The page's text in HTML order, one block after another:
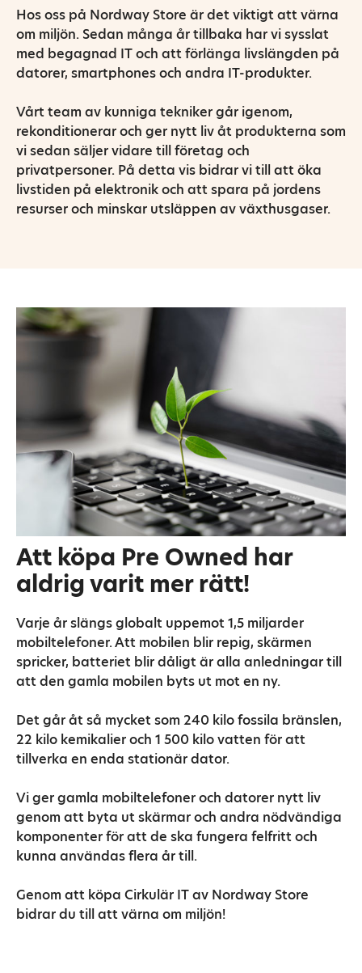
Hos oss på Nordway Store är det viktigt att värna
om miljön. Sedan många år tillbaka har vi sysslat
med begagnad IT och att förlänga livslängden på
datorer, smartphones och andra IT-produkter.
Vårt team av kunniga tekniker går igenom,
rekonditionerar och ger nytt liv åt produkterna som
vi sedan säljer vidare till företag och
privatpersoner. På detta vis bidrar vi till att öka
livstiden på elektronik och att spara på jordens
resurser och minskar utsläppen av växthusgaser.
Att köpa Pre Owned har
aldrig varit mer rätt!
Varje år slängs globalt uppemot 1,5 miljarder
mobiltelefoner. Att mobilen blir repig, skärmen
spricker, batteriet blir dåligt är alla anledningar till
att den gamla mobilen byts ut mot en ny.
Det går åt så mycket som 240 kilo fossila bränslen,
22 kilo kemikalier och 1 500 kilo vatten för att
tillverka en enda stationär dator.
Vi ger gamla mobiltelefoner och datorer nytt liv
genom att byta ut skärmar och andra nödvändiga
komponenter för att de ska fungera felfritt och
kunna användas flera år till.
Genom att köpa Cirkulär IT av Nordway Store
bidrar du till att värna om miljön!